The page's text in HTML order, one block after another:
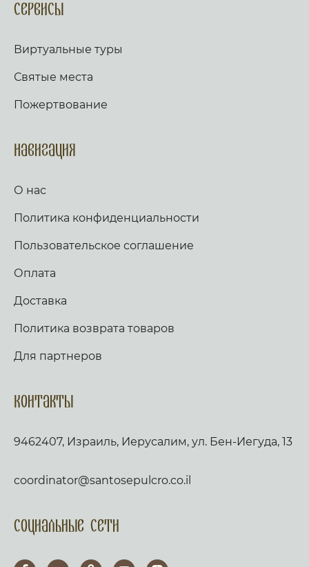
Сервисы
Виртуальные туры
Святые места
Пожертвование
Навигация
О нас
Политика конфиденциальности
Пользовательское соглашение
Оплата
Доставка
Политика возврата товаров
Для партнеров
Контакты
9462407, Израиль, Иерусалим, ул. Бен-Иегуда, 13
coordinator@santosepulcro.co.il
Социальные сети